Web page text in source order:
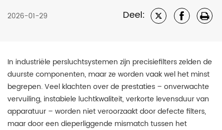
2026-01-29 Deel:
In industriële persluchtsystemen zijn precisiefilters zelden de
duurste componenten, maar ze worden vaak wel het minst
begrepen. Veel klachten over de prestaties – onverwachte
vervuiling, instabiele luchtkwaliteit, verkorte levensduur van
apparatuur – worden niet veroorzaakt door defecte filters,
maar door een dieperliggende mismatch tussen het